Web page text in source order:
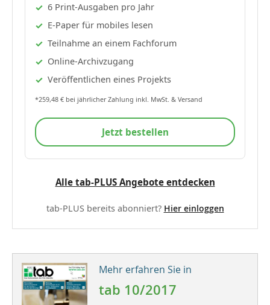
6 Print-Ausgaben pro Jahr
E-Paper für mobiles lesen
Teilnahme an einem Fachforum
Online-Archivzugang
Veröffentlichen eines Projekts
*259,48 € bei jährlicher Zahlung inkl. MwSt. & Versand
Jetzt bestellen
Alle tab-PLUS Angebote entdecken
tab-PLUS bereits abonniert? Hier einloggen
Mehr erfahren Sie in
tab 10/2017